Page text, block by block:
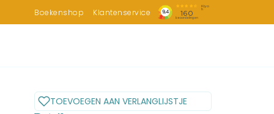
Boekenshop Klantenservice
TOEVOEGEN AAN VERLANGLIJSTJE